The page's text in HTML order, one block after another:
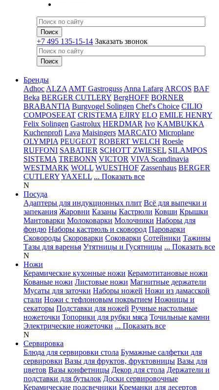
+7 495 135-15-14 Заказать звонок
Бренды
Adhoc ALZA AMT Gastroguss Anna Lafarg ARCOS BAF
Beka BERGER CUTLERY BergHOFF BORNER
BRABANTIA Burgvogel Solingen Chef's Choice CILIO
COMPOSEEAT CRISTEMA EJIRY ELO EMILE HENRY
Felix Solingen Gastrolux HERDMAR Ivo KAMBUKKA
Kuchenprofi Lava Maisingers MARCATO Microplane
OLYMPIA PEUGEOT ROBERT WELCH Roesle
RUFFONI SABATIER SCHOTT ZWIESEL SILAMPOS
SISTEMA TREBONN VICTOR VIVA Scandinavia
WESTMARK WOLL WUESTHOF Zassenhaus BERGER
CUTLERYYAXELL ... Показать все
N
Посуда
Адаптеры для индукционных плит Всё для выпечки и
запекания Жаровни Казаны Кастрюли Ковши Крышки
Мантоварки Молоковарки Молочники Наборы для
фондю Наборы кастрюль и сковород Пароварки
Сковороды Скороварки Соковарки Сотейники Тажины
Тазы для варенья Утятницы и Гусятницы ... Показать все
N
Ножи
Керамические кухонные ножи Керамотитановые ножи
Кованые ножи Листовые ножи Магнитные держатели
Мусаты для заточки Наборы ножей Ножи из дамасской
стали Ножи с тефлоновым покрытием Ножницы и
секаторы Подставки для ножей Ручные настольные
ножеточки Топорики для рубки мяса Точильные камни
Электрические ножеточки ... Показать все
N
Сервировка
Блюда для сервировки стола Бумажные салфетки для
сервировки Вазы для фруктов, фруктовницы Вазы для
цветов Вазы конфетницы Декор для стола Держатели и
подставки для бутылок Доски сервировочные
Керамические подсвечники Креманки для десертов